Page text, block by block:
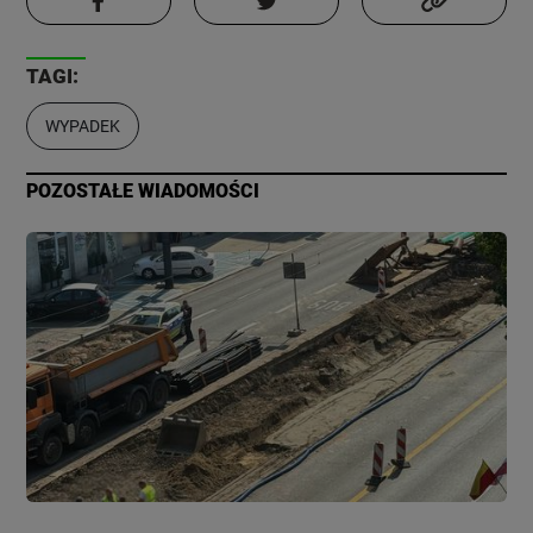
TAGI:
WYPADEK
POZOSTAŁE WIADOMOŚCI